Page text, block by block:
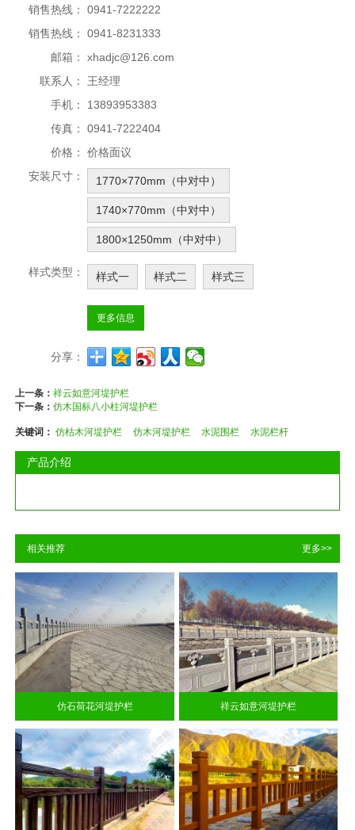
销售热线：
0941-7222222
销售热线：
0941-8231333
邮箱：
xhadjc@126.com
联系人：
王经理
手机：
13893953383
传真：
0941-7222404
价格：
价格面议
安装尺寸：
1770×770mm（中对中）
1740×770mm（中对中）
1800×1250mm（中对中）
样式类型： 样式一 样式二 样式三
更多信息
分享：
上一条：祥云如意河堤护栏
下一条：仿木国标八小柱河堤护栏
关键词：仿枯木河堤护栏 仿木河堤护栏 水泥围栏 水泥栏杆
产品介绍
相关推荐 更多>>
仿石荷花河堤护栏 祥云如意河堤护栏